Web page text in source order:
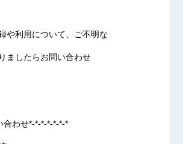
や利用について、ご不明な
ましたらお問い合わせ
合わせ*-*-*-*-*-*-*